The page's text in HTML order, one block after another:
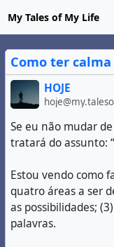
My Tales of My Life
Como ter calma
HOJE
Se eu não mudar
tratará do assunto:
Estou vendo como
quatro áreas a ser
as possibilidades;
palavras.